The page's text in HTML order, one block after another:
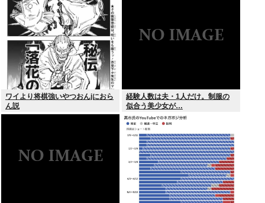
ワイより将棋強いやつおんjにおら
ん説
経験人数は夫・1人だけ。制服の
似合う美少女が…